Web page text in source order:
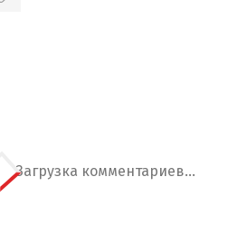
Загрузка комментариев...